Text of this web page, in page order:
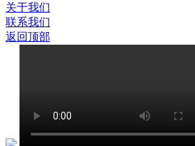
关于我们
联系我们
返回顶部